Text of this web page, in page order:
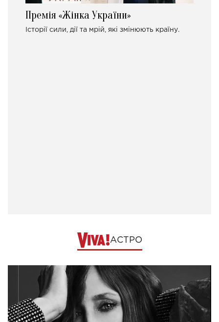
Премія «Жінка України»
Історії сили, дії та мрій, які змінюють країну.
АСТРО